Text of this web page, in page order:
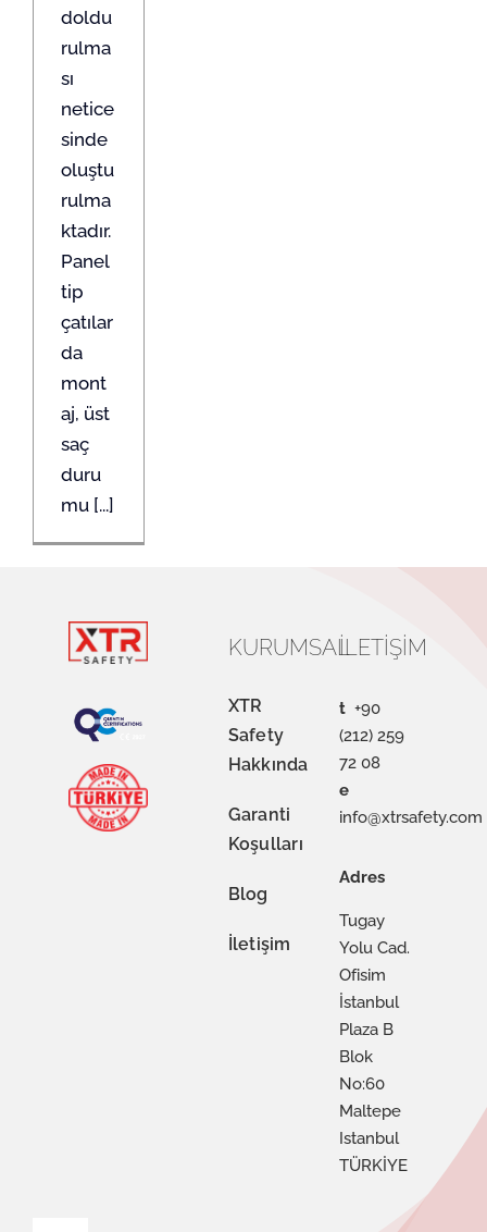
doldu
rulma
sı
netice
sinde
oluştu
rulma
ktadır.
Panel
tip
çatılar
da
mont
aj, üst
saç
duru
mu [...]
KURUMSAL
XTR
Safety
Hakkında
Garanti
Koşulları
Blog
İletişim
İLETIŞIM
t +90
(212) 259
72 08
e
info@xtrsafety.com
Adres
Tugay
Yolu Cad.
Ofisim
İstanbul
Plaza B
Blok
No:60
Maltepe
Istanbul
TÜRKİYE